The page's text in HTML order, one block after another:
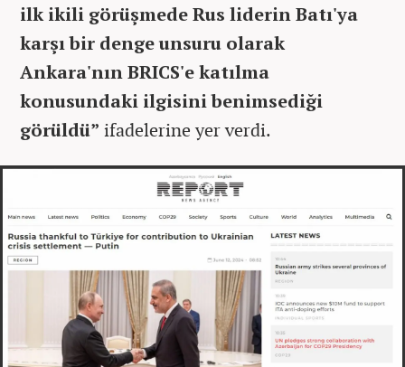
ilk ikili görüşmede Rus liderin Batı'ya
karşı bir denge unsuru olarak
Ankara'nın BRICS'e katılma
konusundaki ilgisini benimsediği
görüldü” ifadelerine yer verdi.